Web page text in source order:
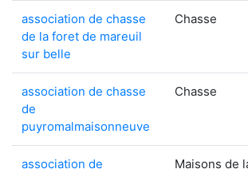
association de chasse
de la foret de mareuil
sur belle
Chasse
association de chasse
de
puyromalmaisonneuve
Chasse
association de
Maisons de